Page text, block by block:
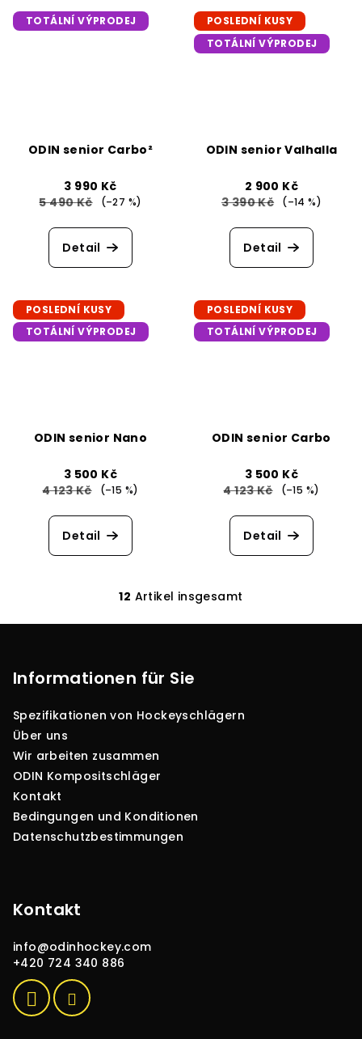
TOTÁLNÍ VÝPRODEJ
ODIN senior Carbo²
3 990 Kč
5 490 Kč
(–27 %)
Detail
POSLEDNÍ KUSY
TOTÁLNÍ VÝPRODEJ
ODIN senior Valhalla
2 900 Kč
3 390 Kč
(–14 %)
Detail
POSLEDNÍ KUSY
TOTÁLNÍ VÝPRODEJ
ODIN senior Nano
3 500 Kč
4 123 Kč
(–15 %)
Detail
POSLEDNÍ KUSY
TOTÁLNÍ VÝPRODEJ
ODIN senior Carbo
3 500 Kč
4 123 Kč
(–15 %)
Detail
S
t
e
e
n
t
e
12 Artikel insgesamt
ßInformationen für Sie
Spezifikationen von Hockeyschlägern
Über uns
Wir arbeiten zusammen
ODIN Kompositschläger
Kontakt
Bedingungen und Konditionen
Datenschutzbestimmungen
Kontakt
info@odinhockey.com
+420 724 340 886